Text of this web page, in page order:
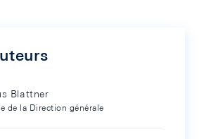
Blattner
de la Direction générale